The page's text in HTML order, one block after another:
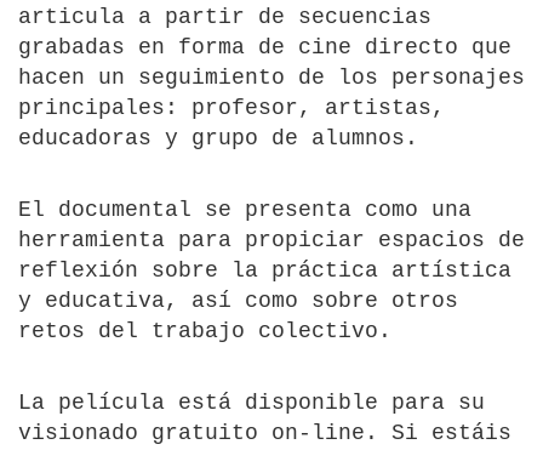
articula a partir de secuencias
grabadas en forma de cine directo que
hacen un seguimiento de los personajes
principales: profesor, artistas,
educadoras y grupo de alumnos.
El documental se presenta como una
herramienta para propiciar espacios de
reflexión sobre la práctica artística
y educativa, así como sobre otros
retos del trabajo colectivo.
La película está disponible para su
visionado gratuito on-line. Si estáis